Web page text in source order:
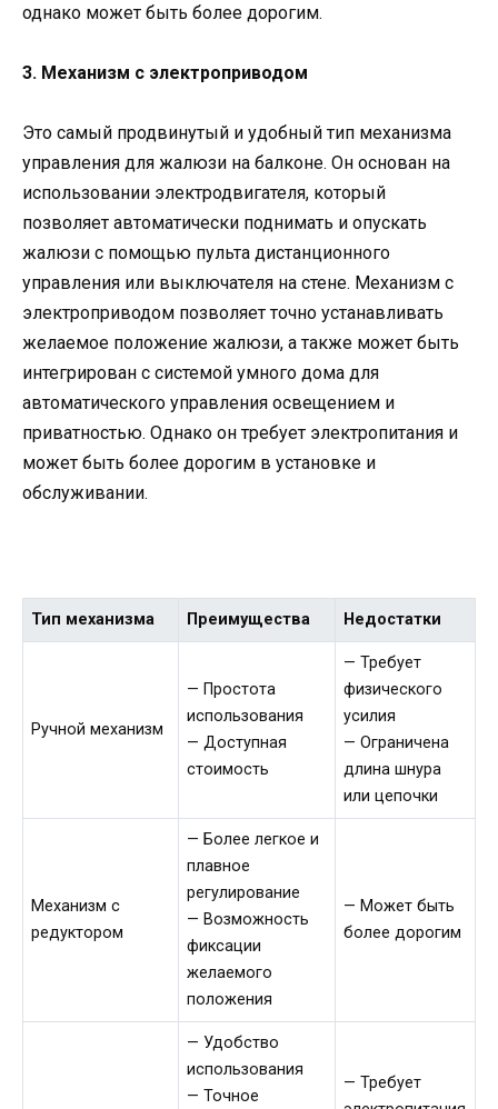
однако может быть более дорогим.
3. Механизм с электроприводом
Это самый продвинутый и удобный тип механизма
управления для жалюзи на балконе. Он основан на
использовании электродвигателя, который
позволяет автоматически поднимать и опускать
жалюзи с помощью пульта дистанционного
управления или выключателя на стене. Механизм с
электроприводом позволяет точно устанавливать
желаемое положение жалюзи, а также может быть
интегрирован с системой умного дома для
автоматического управления освещением и
приватностью. Однако он требует электропитания и
может быть более дорогим в установке и
обслуживании.
Тип механизма Преимущества Недостатки
Ручной механизм
— Простота
использования
— Доступная
стоимость
— Требует
физического
усилия
— Ограничена
длина шнура
или цепочки
Механизм с
редуктором
— Более легкое и
плавное
регулирование
— Возможность
фиксации
желаемого
положения
— Может быть
более дорогим
— Удобство
использования
— Точное
— Требует